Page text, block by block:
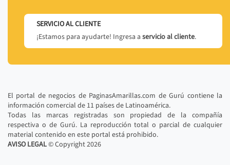
SERVICIO AL CLIENTE
¡Estamos para ayudarte! Ingresa a servicio al cliente.
El portal de negocios de PaginasAmarillas.com de Gurú contiene la
información comercial de 11 países de Latinoamérica.
Todas las marcas registradas son propiedad de la compañía
respectiva o de Gurú. La reproducción total o parcial de cualquier
material contenido en este portal está prohibido.
AVISO LEGAL© Copyright2026